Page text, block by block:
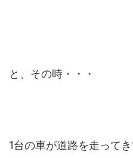
と、その時・・・
1台の車が道路を走って